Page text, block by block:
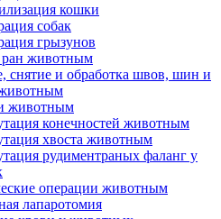
кошки
собак
грызунов
ран животным
снятие и обработка швов, шин и
животным
конечностей животным
хвоста животным
рудиментраных фаланг у
операции животным
лапаротомия